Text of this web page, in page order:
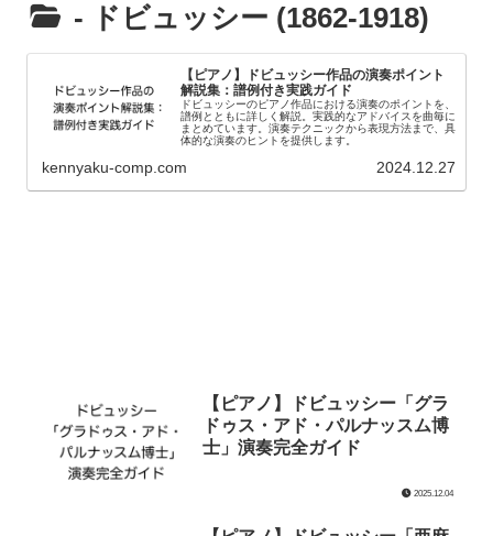
- ドビュッシー (1862-1918)
【ピアノ】ドビュッシー作品の演奏ポイント
解説集：譜例付き実践ガイド
ドビュッシーのピアノ作品における演奏のポイントを、
譜例とともに詳しく解説。実践的なアドバイスを曲毎に
まとめています。演奏テクニックから表現方法まで、具
体的な演奏のヒントを提供します。
kennyaku-comp.com 2024.12.27
【ピアノ】ドビュッシー「グラ
ドゥス・アド・パルナッスム博
士」演奏完全ガイド
2025.12.04